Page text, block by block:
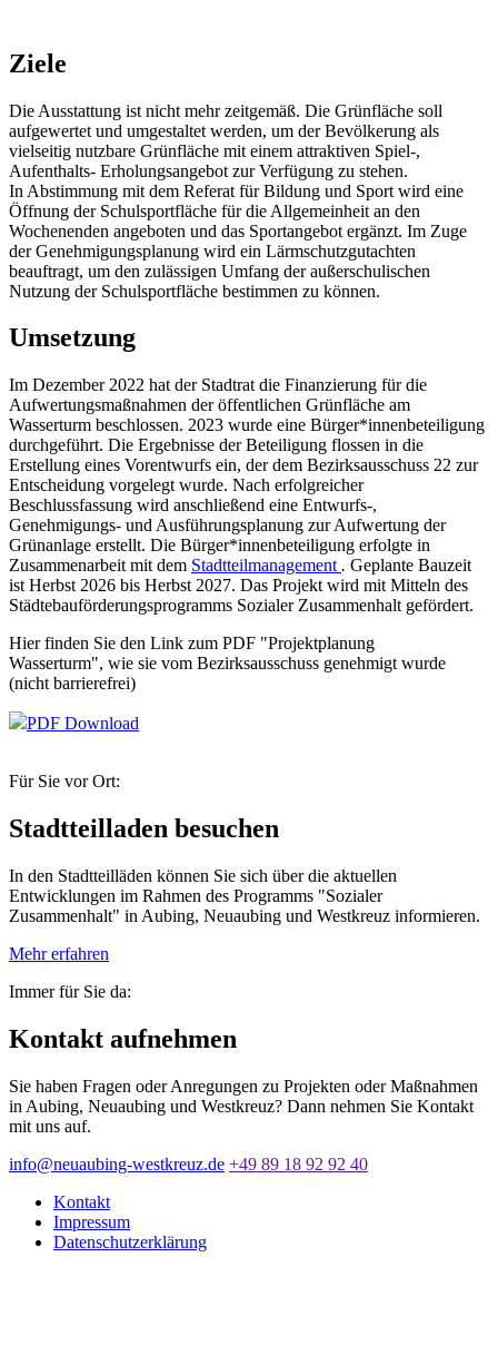
Ziele
Die Ausstattung ist nicht mehr zeitgemäß. Die Grünfläche soll
aufgewertet und umgestaltet werden, um der Bevölkerung als
vielseitig nutzbare Grünfläche mit einem attraktiven Spiel-,
Aufenthalts- Erholungsangebot zur Verfügung zu stehen.
In Abstimmung mit dem Referat für Bildung und Sport wird eine
Öffnung der Schulsportfläche für die Allgemeinheit an den
Wochenenden angeboten und das Sportangebot ergänzt. Im Zuge
der Genehmigungsplanung wird ein Lärmschutzgutachten
beauftragt, um den zulässigen Umfang der außerschulischen
Nutzung der Schulsportfläche bestimmen zu können.
Umsetzung
Im Dezember 2022 hat der Stadtrat die Finanzierung für die
Aufwertungsmaßnahmen der öffentlichen Grünfläche am
Wasserturm beschlossen. 2023 wurde eine Bürger*innenbeteiligung
durchgeführt. Die Ergebnisse der Beteiligung flossen in die
Erstellung eines Vorentwurfs ein, der dem Bezirksausschuss 22 zur
Entscheidung vorgelegt wurde. Nach erfolgreicher
Beschlussfassung wird anschließend eine Entwurfs-,
Genehmigungs- und Ausführungsplanung zur Aufwertung der
Grünanlage erstellt. Die Bürger*innenbeteiligung erfolgte in
Zusammenarbeit mit dem Stadtteilmanagement . Geplante Bauzeit
ist Herbst 2026 bis Herbst 2027. Das Projekt wird mit Mitteln des
Städtebauförderungsprogramms Sozialer Zusammenhalt gefördert.
Hier finden Sie den Link zum PDF "Projektplanung
Wasserturm", wie sie vom Bezirksausschuss genehmigt wurde
(nicht barrierefrei)
PDF Download
Für Sie vor Ort:
Stadtteilladen besuchen
In den Stadtteilläden können Sie sich über die aktuellen
Entwicklungen im Rahmen des Programms "Sozialer
Zusammenhalt" in Aubing, Neuaubing und Westkreuz informieren.
Mehr erfahren
Immer für Sie da:
Kontakt aufnehmen
Sie haben Fragen oder Anregungen zu Projekten oder Maßnahmen
in Aubing, Neuaubing und Westkreuz? Dann nehmen Sie Kontakt
mit uns auf.
info@neuaubing-westkreuz.de +49 89 18 92 92 40
Kontakt
Impressum
Datenschutzerklärung